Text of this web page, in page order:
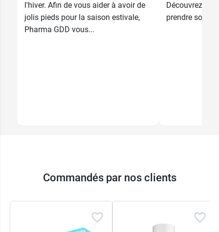
l'hiver. Afin de vous aider à avoir de
jolis pieds pour la saison estivale,
Pharma GDD vous...
Découvrez
prendre soin
Commandés par nos clients